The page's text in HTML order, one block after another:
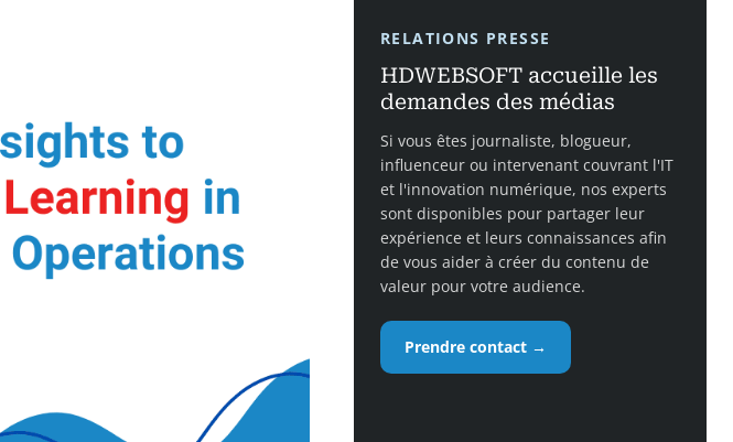
RELATIONS PRESSE
HDWEBSOFT accueille les
demandes des médias
Si vous êtes journaliste, blogueur,
influenceur ou intervenant couvrant l'IT
et l'innovation numérique, nos experts
sont disponibles pour partager leur
expérience et leurs connaissances afin
de vous aider à créer du contenu de
valeur pour votre audience.
Prendre contact →